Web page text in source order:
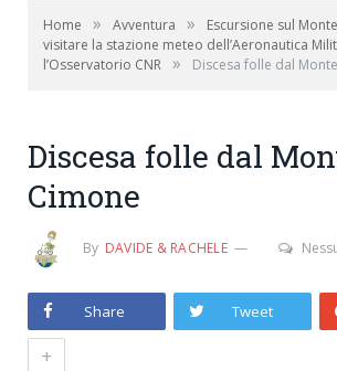
Home » Avventura »
Escursione sul
visitare la stazione meteo dell’Aeronautica
l’Osservatorio CNR » Discesa folle dal
Discesa folle dal
Cimone
By DAVIDE & RACHELE
Share Tweet
+